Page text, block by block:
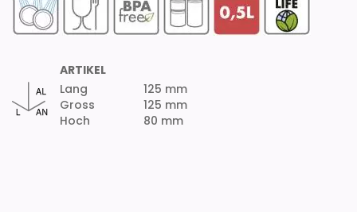
ARTIKEL
Lang
Gross
Hoch
125 mm
125 mm
80 mm